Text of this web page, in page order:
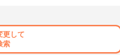
更して
索